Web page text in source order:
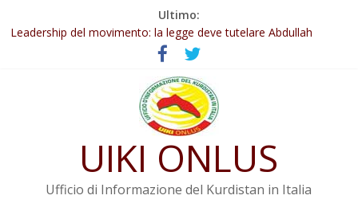
Ultimo:
Abdullah Öcalan: Le legge negativa deve essere trasformata in
legge positiva
Leadership del movimento: la legge deve tutelare Abdullah
Commissione donne del KNK: Şengal è di nuovo sotto minaccia
Non tenere conto della situazione di Rêber Apo ostacolerebbe
Il KNK chiede un’azione internazionale contro i crimini di guerra
UIKI ONLUS
Ufficio di Informazione del Kurdistan in Italia